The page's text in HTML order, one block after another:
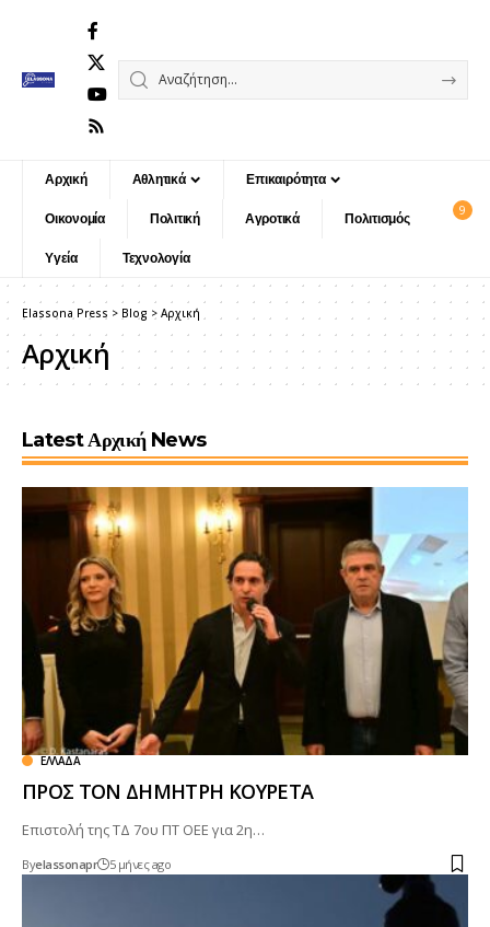
Αρχική Αθλητικά Επικαιρότητα
Οικονομία Πολιτική Αγροτικά Πολιτισμός
Υγεία Τεχνολογία
9
Elassona Press > Blog > Αρχική
Αρχική
Latest Αρχική News
ΕΛΛΆΔΑ
ΠΡΟΣ ΤΟΝ ΔΗΜΗΤΡΗ ΚΟΥΡΕΤΑ
Επιστολή της ΤΔ 7ου ΠΤ ΟΕΕ για 2η…
Byelassonapr 5 μήνες ago